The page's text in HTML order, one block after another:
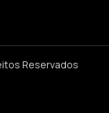
Reservados